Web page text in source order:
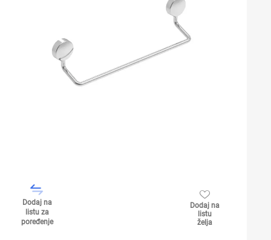
Dodaj na
listu za
poređenje
Dodaj na
listu
želja